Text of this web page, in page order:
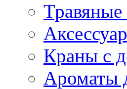
Краны с
Ароматы